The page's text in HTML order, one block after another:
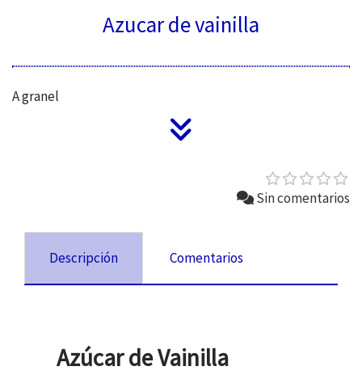
Azucar de vainilla
A granel
Sin comentarios
Descripción Comentarios
Azúcar de Vainilla